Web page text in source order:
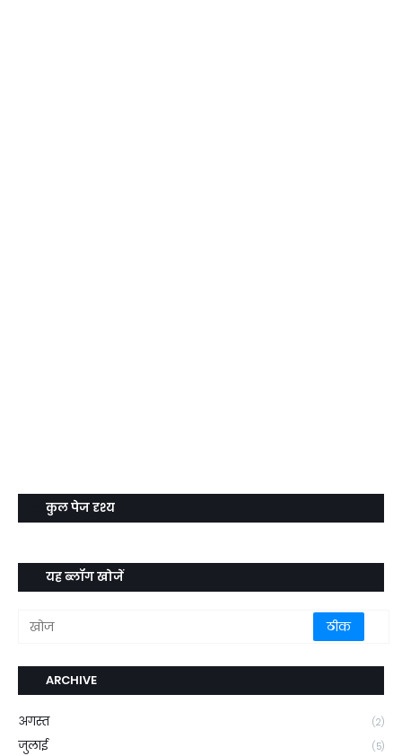
कुल पेज दृश्य
यह ब्लॉग खोजें
ARCHIVE
अगस्त (2)
जुलाई (5)